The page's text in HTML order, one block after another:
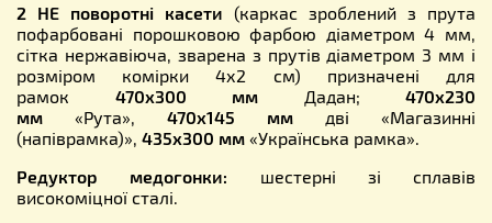
2 НЕ поворотні касети (каркас зроблений з прута
пофарбовані порошковою фарбою діаметром 4 мм,
сітка нержавіюча, зварена з прутів діаметром 3 мм і
розміром комірки 4х2 см) призначені для
рамок 470х300 мм Дадан; 470х230
мм «Рута», 470х145 мм дві «Магазинні
(напіврамка)», 435х300 мм «Українська рамка».
Редуктор медогонки: шестерні зі сплавів
високоміцної сталі.